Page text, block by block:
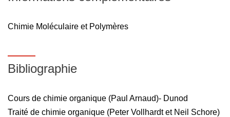
5/Isomérie, Stéréoisomérie, Chiralité/Prochiralité
Chimie Moléculaire et Polymères
Bibliographie
Cours de chimie organique (Paul Arnaud)- Dunod
Traité de chimie organique (Peter Vollhardt et Neil Schore)